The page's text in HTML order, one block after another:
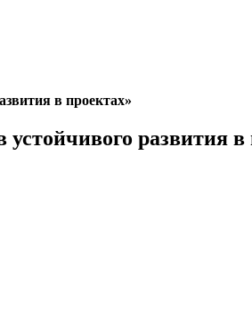
в проектах»
развития в